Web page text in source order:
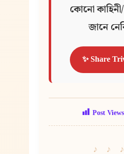
কোনো
জানে
✨ Share
Post